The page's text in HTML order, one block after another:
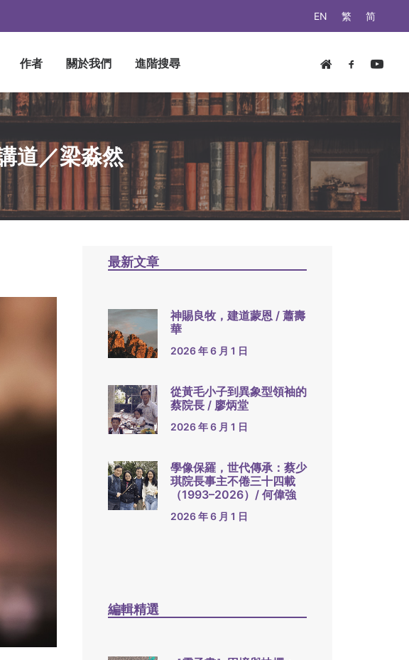
EN 繁 简
作者 關於我們 進階搜尋
道／梁淼然
最新文章
神賜良牧，建道蒙恩 / 蕭壽
華
2026 年 6 月 1 日
從黃毛小子到異象型領袖的
蔡院長 / 廖炳堂
2026 年 6 月 1 日
學像保羅，世代傳承：蔡少
琪院長事主不倦三十四載
（1993–2026）/ 何偉強
2026 年 6 月 1 日
編輯精選